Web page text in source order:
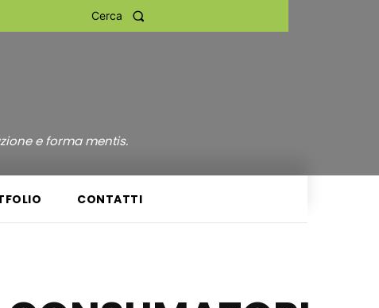
Cerca
e forma mentis.
CONTATTI